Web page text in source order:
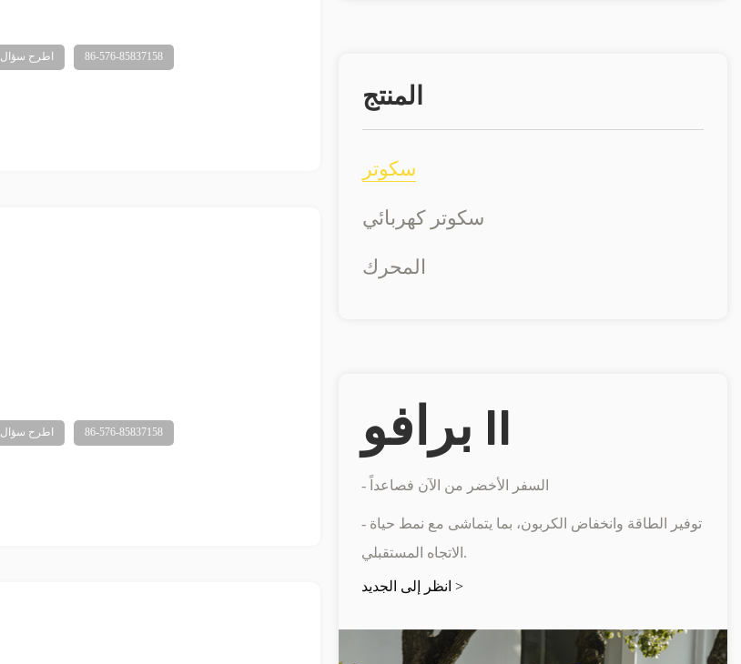
اطرح سؤال 86-576-85837158
اطرح سؤال 86-576-85837158
المنتج
سكوتر
سكوتر كهربائي
المحرك
برافو II
- السفر الأخضر من الآن فصاعداً
- توفير الطاقة وانخفاض الكربون، بما يتماشى مع نمط حياة
الاتجاه المستقبلي.
انظر إلى الجديد >